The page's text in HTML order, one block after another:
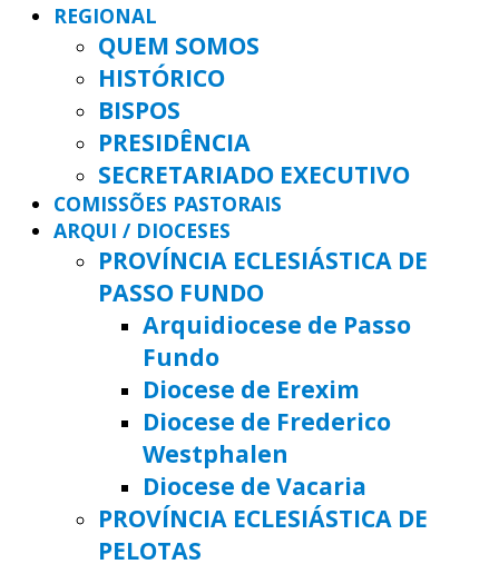
REGIONAL
QUEM SOMOS
HISTÓRICO
BISPOS
PRESIDÊNCIA
SECRETARIADO EXECUTIVO
COMISSÕES PASTORAIS
ARQUI / DIOCESES
PROVÍNCIA ECLESIÁSTICA DE
PASSO FUNDO
Arquidiocese de Passo
Fundo
Diocese de Erexim
Diocese de Frederico
Westphalen
Diocese de Vacaria
PROVÍNCIA ECLESIÁSTICA DE
PELOTAS